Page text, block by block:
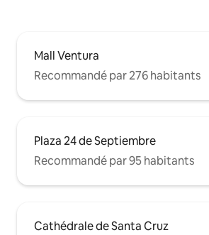
Mall Ventura
Recommandé par 276 habitants
Plaza 24 de Septiembre
Recommandé par 95 habitants
Cathédrale de Santa Cruz